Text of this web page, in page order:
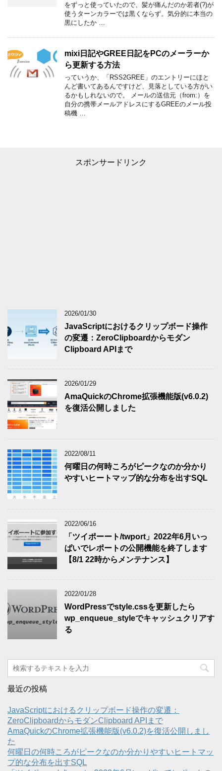
をずっと使っていたので、髪が痛んだのか若者(?)が
使うターンカラーでは黒くならず。気分的に本当の
黒にしたか …
mixi日記やGREE日記をPCのメーラーか
ら更新する方法
っていうか、「RSS2GREE」のエントリーにほと
んど書いてあるんですけど、見落としている方がい
るかもしれないので。 メールの送信元（from:）を
自分の携帯メールアドレスにするGREEのメール投
稿機 …
スポンサードリンク
2026/01/30
JavaScriptにおけるクリップボード操作
の変遷：ZeroClipboardからモダン
Clipboard APIまで
2026/01/29
AmaQuickのChrome拡張機能版(v6.0.2)
を復活公開しました
2022/08/11
何曜日の何時ころがピークなのか分かり
やすいヒートマップ的な分布を出すSQL
2022/06/16
「ツイポーート/twport」2022年6月いっ
ぱいでレポートの公開機能を終了します
【8/1 22時からメンテナンス】
2022/01/28
WordPressでstyle.cssを更新したら
wp_enqueue_styleでキャッシュクリアす
る
最近の投稿
JavaScriptにおけるクリップボード操作の変遷：
ZeroClipboardからモダンClipboard APIまで
AmaQuickのChrome拡張機能版(v6.0.2)を復活公開しまし
た
何曜日の何時ころがピークなのか分かりやすいヒートマッ
プ的な分布を出すSQL